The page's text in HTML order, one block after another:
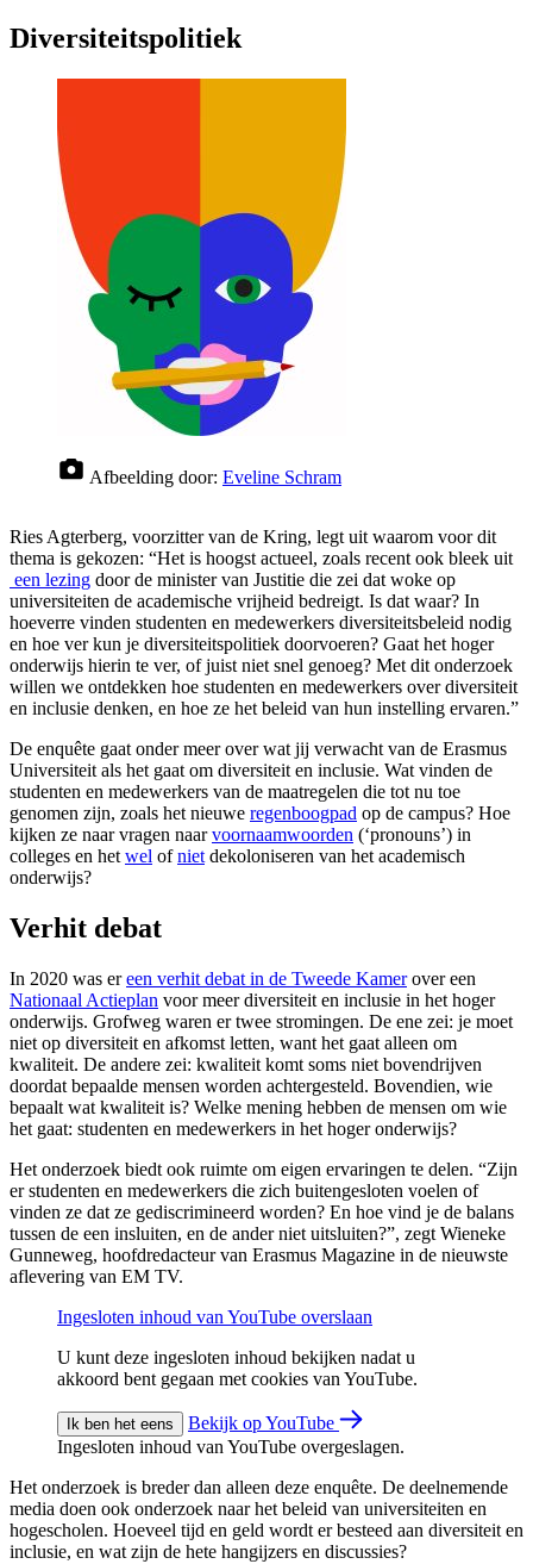
Diversiteitspolitiek
Afbeelding door: Eveline Schram
Ries Agterberg, voorzitter van de Kring, legt uit waarom voor dit
thema is gekozen: “Het is hoogst actueel, zoals recent ook bleek uit
een lezing door de minister van Justitie die zei dat woke op
universiteiten de academische vrijheid bedreigt. Is dat waar? In
hoeverre vinden studenten en medewerkers diversiteitsbeleid nodig
en hoe ver kun je diversiteitspolitiek doorvoeren? Gaat het hoger
onderwijs hierin te ver, of juist niet snel genoeg? Met dit onderzoek
willen we ontdekken hoe studenten en medewerkers over diversiteit
en inclusie denken, en hoe ze het beleid van hun instelling ervaren.”
De enquête gaat onder meer over wat jij verwacht van de Erasmus
Universiteit als het gaat om diversiteit en inclusie. Wat vinden de
studenten en medewerkers van de maatregelen die tot nu toe
genomen zijn, zoals het nieuwe regenboogpad op de campus? Hoe
kijken ze naar vragen naarvoornaamwoorden (‘pronouns’) in
colleges en het wel ofniet dekoloniseren van het academisch
onderwijs?
Verhit debat
In 2020 was ereen verhit debat in de Tweede Kamerover een
Nationaal Actieplan voor meer diversiteit en inclusie in het hoger
onderwijs. Grofweg waren er twee stromingen. De ene zei: je moet
niet op diversiteit en afkomst letten, want het gaat alleen om
kwaliteit. De andere zei: kwaliteit komt soms niet bovendrijven
doordat bepaalde mensen worden achtergesteld. Bovendien, wie
bepaalt wat kwaliteit is? Welke mening hebben de mensen om wie
het gaat: studenten en medewerkers in het hoger onderwijs?
Het onderzoek biedt ook ruimte om eigen ervaringen te delen. “Zijn
er studenten en medewerkers die zich buitengesloten voelen of
vinden ze dat ze gediscrimineerd worden? En hoe vind je de balans
tussen de een insluiten, en de ander niet uitsluiten?”, zegt Wieneke
Gunneweg, hoofdredacteur van Erasmus Magazine in de nieuwste
aflevering van EM TV.
Ingesloten inhoud van YouTube overslaan
U kunt deze ingesloten inhoud bekijken nadat u
akkoord bent gegaan met cookies van YouTube.
Ik ben het eens
Bekijk op YouTube
Ingesloten inhoud van YouTube overgeslagen.
Het onderzoek is breder dan alleen deze enquête. De deelnemende
media doen ook onderzoek naar het beleid van universiteiten en
hogescholen. Hoeveel tijd en geld wordt er besteed aan diversiteit en
inclusie, en wat zijn de hete hangijzers en discussies?